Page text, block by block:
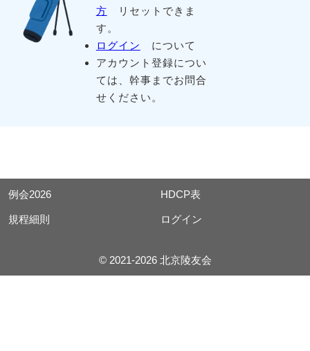
方 リセットできま
す。
ログイン
について
アカウント登録につい
ては、幹事までお問合
せください。
例会2026 HDCP表
規程細則 ログイン
© 2021-2026 北京陵友会